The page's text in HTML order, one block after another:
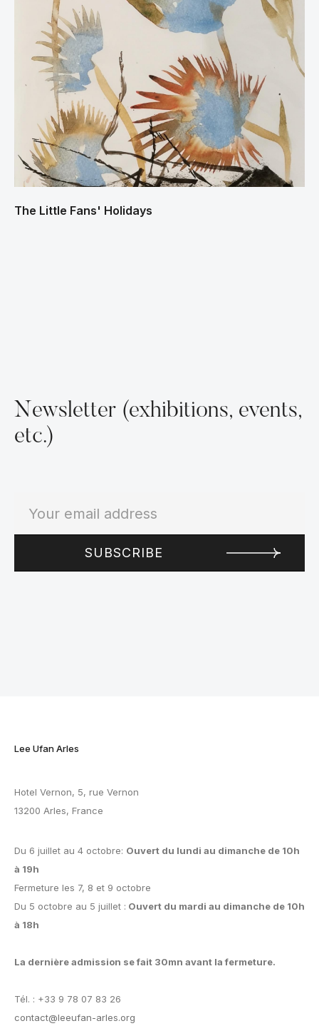
The Little Fans' Holidays
Newsletter (exhibitions, events,
etc.)
Lee Ufan Arles
Hotel Vernon, 5, rue Vernon
13200 Arles, France
Du 6 juillet au 4 octobre: Ouvert du lundi au dimanche de 10h
à 19h
Fermeture les 7, 8 et 9 octobre
Du 5 octobre au 5 juillet : Ouvert du mardi au dimanche de 10h
à 18h
La dernière admission se fait 30mn avant la fermeture.
Tél. : +33 9 78 07 83 26
contact@leeufan-arles.org